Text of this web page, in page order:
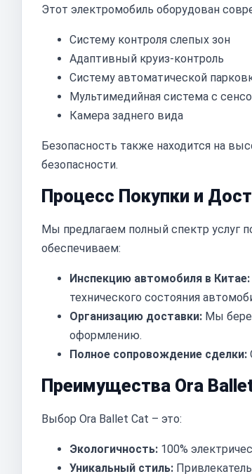
Этот электромобиль оборудован
Систему контроля слепых зон
Адаптивный круиз-контроль
Систему автоматической
Мультимедийная система с
Камера заднего вида
Безопасность также находится на
безопасности.
Процесс Покупки и
Мы предлагаем полный спектр услуг
обеспечиваем:
Инспекцию автомобиля в Китае:
технического состояния
Организацию доставки: Мы
оформлению.
Полное сопровождение сделки:
Преимущества Ora
Выбор Ora Ballet Cat – это:
Экологичность: 100%
Уникальный стиль: